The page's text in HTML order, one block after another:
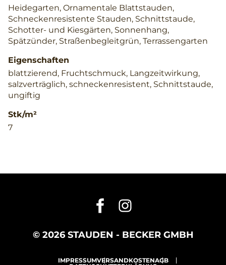
Heidegarten, Ornamentale Blattstauden,
Schneckenresistente Stauden, Schnittstaude,
Schotter- und Kiesgärten, Sonnenhang,
Spätzünder, Straßenbegleitgrün, Terrassengarten
Eigenschaften
blattzierend, Fruchtschmuck, Langzeitwirkung,
salzverträglich, schneckenresistent, Schnittstaude,
ungiftig
Stk/m²
7
© 2026 STAUDEN - BECKER GMBH
IMPRESSUMVERSANDKOSTENAGB